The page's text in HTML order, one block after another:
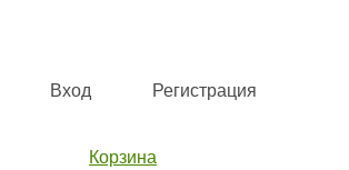
Вход Регистрация
Корзина